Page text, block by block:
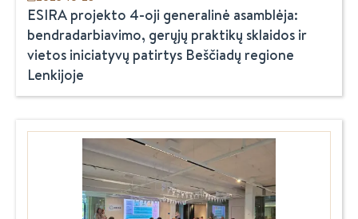
ESIRA projekto 4-oji generalinė asamblėja:
bendradarbiavimo, gerųjų praktikų sklaidos ir
vietos iniciatyvų patirtys Beščiadų regione
Lenkijoje